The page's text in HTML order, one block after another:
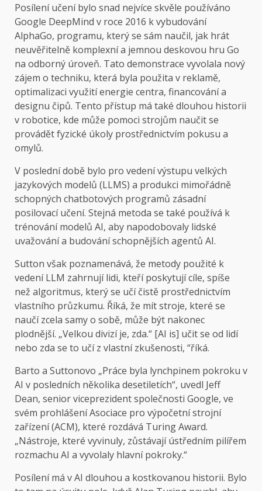
Posílení učení bylo snad nejvíce skvěle používáno
Google DeepMind v roce 2016 k vybudování
AlphaGo, programu, který se sám naučil, jak hrát
neuvěřitelně komplexní a jemnou deskovou hru Go
na odborný úroveň. Tato demonstrace vyvolala nový
zájem o techniku, která byla použita v reklamě,
optimalizaci využití energie centra, financování a
designu čipů. Tento přístup má také dlouhou historii
v robotice, kde může pomoci strojům naučit se
provádět fyzické úkoly prostřednictvím pokusu a
omylů.
V poslední době bylo pro vedení výstupu velkých
jazykových modelů (LLMS) a produkci mimořádně
schopných chatbotových programů zásadní
posilovací učení. Stejná metoda se také používá k
trénování modelů AI, aby napodobovaly lidské
uvažování a budování schopnějších agentů AI.
Sutton však poznamenává, že metody použité k
vedení LLM zahrnují lidi, kteří poskytují cíle, spíše
než algoritmus, který se učí čistě prostřednictvím
vlastního průzkumu. Říká, že mít stroje, které se
naučí zcela samy o sobě, může být nakonec
plodnější. „Velkou divizí je, zda.“ [AI is] učit se od lidí
nebo zda se to učí z vlastní zkušenosti, “říká.
Barto a Suttonovo „Práce byla lynchpinem pokroku v
AI v posledních několika desetiletích“, uvedl Jeff
Dean, senior viceprezident společnosti Google, ve
svém prohlášení Asociace pro výpočetní strojní
zařízení (ACM), které rozdává Turing Award.
„Nástroje, které vyvinuly, zůstávají ústředním pilířem
rozmachu AI a vyvolaly hlavní pokroky.“
Posílení má v AI dlouhou a kostkovanou historii. Bylo